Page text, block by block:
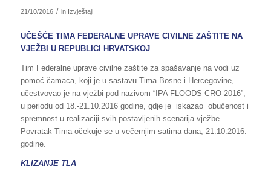
21/10/2016 / in Izvještaji
UČEŠĆE TIMA FEDERALNE UPRAVE CIVILNE ZAŠTITE NA
VJEŽBI U REPUBLICI HRVATSKOJ
Tim Federalne uprave civilne zaštite za spašavanje na vodi uz
pomoć čamaca, koji je u sastavu Tima Bosne i Hercegovine,
učestvovao je na vježbi pod nazivom “IPA FLOODS CRO-2016”,
u periodu od 18.-21.10.2016 godine, gdje je iskazao obučenost i
spremnost u realizaciji svih postavljenih scenarija vježbe.
Povratak Tima očekuje se u večernjim satima dana, 21.10.2016.
godine.
KLIZANJE TLA